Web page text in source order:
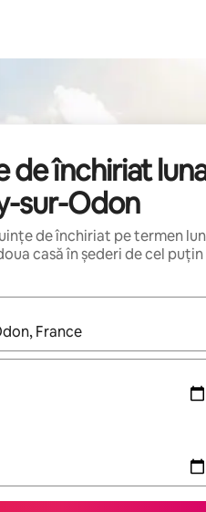
de închiriat
sur-Odon
de închiriat pe termen
casă în șederi de cel puțin
rezultatele, navighează